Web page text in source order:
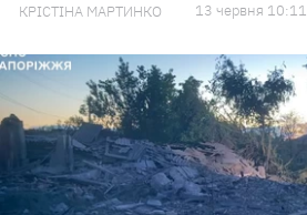
КРІСТІНА МАРТИНКО 13 червня 10:11